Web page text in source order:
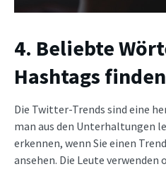
4. Beliebte
Hashtags finden
Die Twitter-Trends sind eine
man aus den Unterhaltungen
erkennen, wenn Sie einen
ansehen. Die Leute